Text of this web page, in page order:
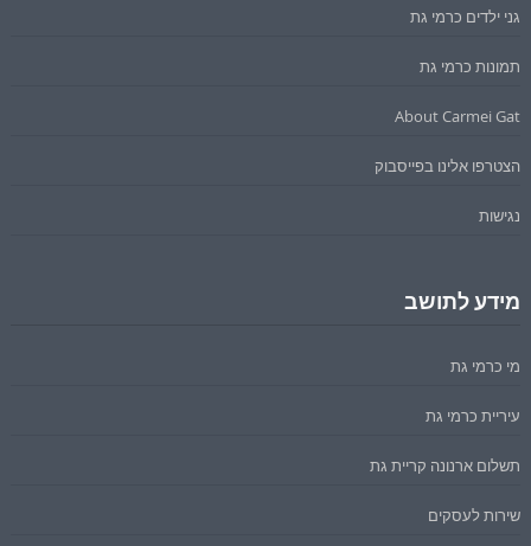
גני ילדים כרמי גת
תמונות כרמי גת
About Carmei Gat
הצטרפו אלינו בפייסבוק
נגישות
מידע לתושב
מי כרמי גת
עיריית כרמי גת
תשלום ארנונה קריית גת
שירות לעסקים